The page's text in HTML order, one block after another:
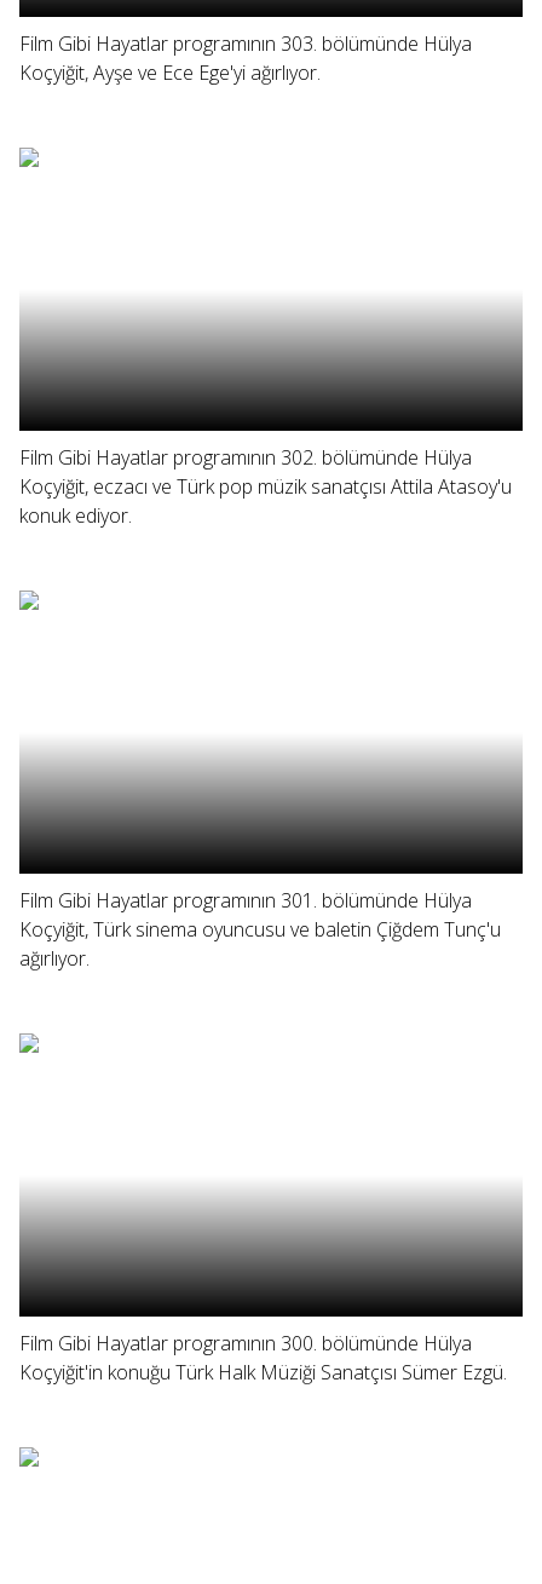
Film Gibi Hayatlar programının 303. bölümünde Hülya
Koçyiğit, Ayşe ve Ece Ege'yi ağırlıyor.
Film Gibi Hayatlar programının 302. bölümünde Hülya
Koçyiğit, eczacı ve Türk pop müzik sanatçısı Attila Atasoy'u
konuk ediyor.
Film Gibi Hayatlar programının 301. bölümünde Hülya
Koçyiğit, Türk sinema oyuncusu ve baletin Çiğdem Tunç'u
ağırlıyor.
Film Gibi Hayatlar programının 300. bölümünde Hülya
Koçyiğit'in konuğu Türk Halk Müziği Sanatçısı Sümer Ezgü.